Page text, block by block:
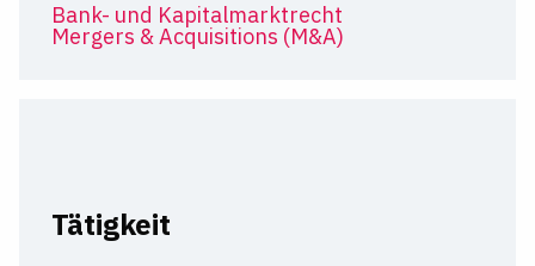
Bank- und Kapitalmarktrecht
Mergers & Acquisitions (M&A)
Tätigkeit